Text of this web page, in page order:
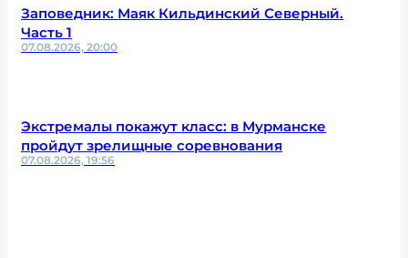
Заповедник: Маяк Кильдинский Северный.
Часть 1
07.08.2026, 20:00
Экстремалы покажут класс: в Мурманске
пройдут зрелищные соревнования
07.08.2026, 19:56